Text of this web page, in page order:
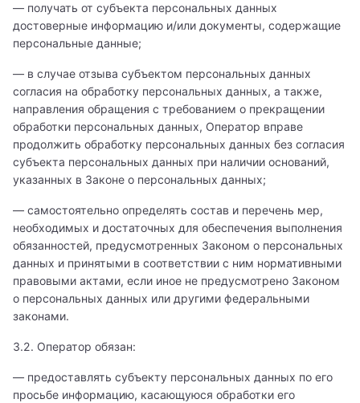
— получать от субъекта персональных данных
достоверные информацию и/или документы, содержащие
персональные данные;
— в случае отзыва субъектом персональных данных
согласия на обработку персональных данных, а также,
направления обращения с требованием о прекращении
обработки персональных данных, Оператор вправе
продолжить обработку персональных данных без согласия
субъекта персональных данных при наличии оснований,
указанных в Законе о персональных данных;
— самостоятельно определять состав и перечень мер,
необходимых и достаточных для обеспечения выполнения
обязанностей, предусмотренных Законом о персональных
данных и принятыми в соответствии с ним нормативными
правовыми актами, если иное не предусмотрено Законом
о персональных данных или другими федеральными
законами.
3.2. Оператор обязан:
— предоставлять субъекту персональных данных по его
просьбе информацию, касающуюся обработки его